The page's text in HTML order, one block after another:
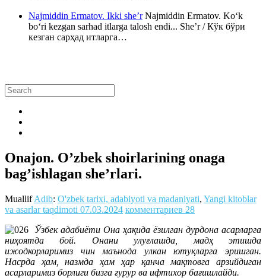
Najmiddin Ermatov. Ikki she’rNajmiddin Ermatov. Ko‘k
bo‘ri kezgan sarhad itlarga talosh endi... She’r / Кўк бўри
кезган сарҳад итларга…
Onajon. O’zbek shoirlarining onaga
bag’ishlagan she’rlari.
MuallifAdib: O'zbek tarixi, adabiyoti va madaniyati, Yangi kitoblar
va asarlar taqdimoti 07.03.2024 комментариев 28
Ўзбек адабиёти Она ҳақида ёзилган дурдона асарларга
ниҳоятда бой. Онани улуғлашда, мадҳ этишда
ижодкорларимиз чин маънода улкан ютуқларга эришган.
Насрда ҳам, назмда ҳам ҳар қанча мақтовга арзийдиган
асарларимиз борлиги бизга ғурур ва ифтихор бағишлайди.